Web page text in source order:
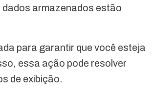
armazenados estão
para garantir que você esteja
essa ação pode resolver
de exibição.